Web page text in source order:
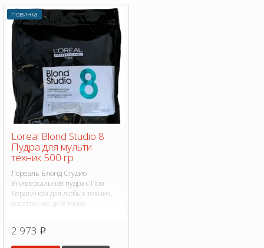
Новинка
Loreal Blond Studio 8
Пудра для мульти
техник 500 гр
Лореаль Блонд Студио
Универсальная пудра с Про-
Кератином для любых техник,
осветление до 8 тонов
2 973 p